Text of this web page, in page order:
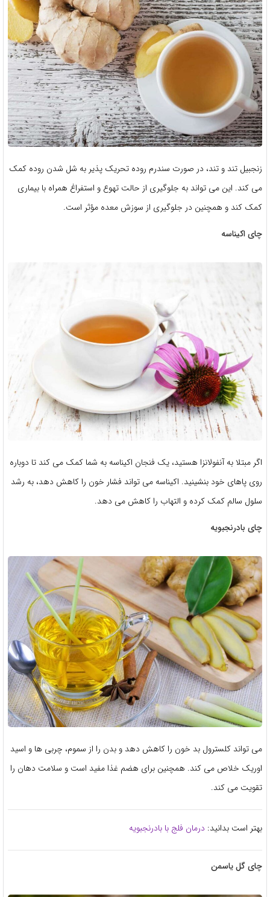
زنجبیل تند و تند، در صورت سندرم روده تحریک پذیر به شل شدن روده کمک
می کند. این می تواند به جلوگیری از حالت تهوع و استفراغ همراه با بیماری
کمک کند و همچنین در جلوگیری از سوزش معده مؤثر است.
چای اکیناسه
اگر مبتلا به آنفولانزا هستید، یک فنجان اکیناسه به شما کمک می کند تا دوباره
روی پاهای خود بنشینید. اکیناسه می تواند فشار خون را کاهش دهد، به رشد
سلول سالم کمک کرده و التهاب را کاهش می دهد.
چای بادرنجبویه
می تواند کلسترول بد خون را کاهش دهد و بدن را از سموم، چربی ها و اسید
اوریک خلاص می کند. همچنین برای هضم غذا مفید است و سلامت دهان را
تقویت می کند.
بهتر است بدانید: درمان فلج با بادرنجبویه
چای گل یاسمن